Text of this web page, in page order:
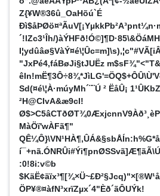
:0!8i:v©b
ÖP¥®¤àfN³xrïZµx´4"Èð´ãÔUÝk!